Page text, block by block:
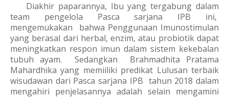
Diakhir paparannya, Ibu yang tergabung dalam
team pengelola Pasca sarjana IPB ini,
mengemukakan bahwa Penggunaan Imunostimulan
yang berasal dari herbal, enzim, atau probiotik dapat
meningkatkan respon imun dalam sistem kekebalan
tubuh ayam. Sedangkan Brahmadhita Pratama
Mahardhika yang memiiliki predikat Lulusan terbaik
wisudawan dari Pasca sarjana IPB tahun 2018 dalam
mengahiri penjelasannya adalah selain mengamini